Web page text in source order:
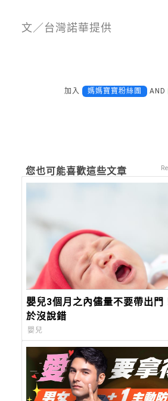
文／台灣諾華提供
加入 媽媽寶寶粉絲團 AND
您也可能喜歡這些文章
嬰兒3個月之內儘量不要帶出門
於沒說錯
嬰兒